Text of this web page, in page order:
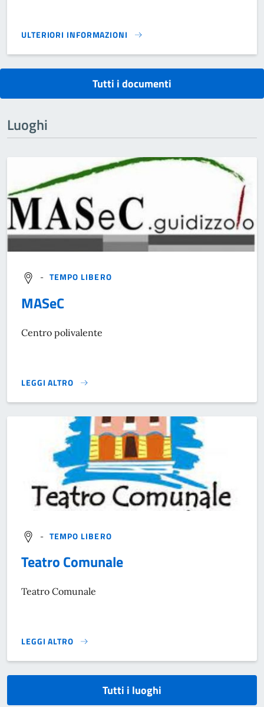
ULTERIORI INFORMAZIONI
MODELLI UTILIZZO SALE}
Tutti i documenti
Luoghi
- TEMPO LIBERO
MASeC
Centro polivalente
LEGGI ALTRO
}
- TEMPO LIBERO
Teatro Comunale
Teatro Comunale
LEGGI ALTRO
}
Tutti i luoghi